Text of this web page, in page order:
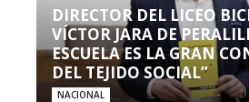
DIRECTOR DEL LICEO
VÍCTOR JARA DE
ESCUELA ES LA GRAN
DEL TEJIDO SOCIAL”
NACIONAL